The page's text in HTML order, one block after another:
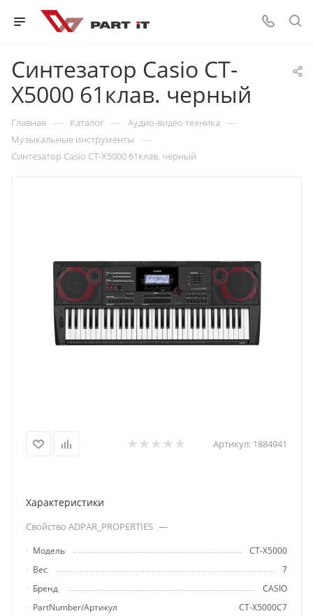
Синтезатор Casio CT-
X5000 61клав. черный
Главная — Каталог — Аудио-видео техника —
Музыкальные инструменты —
Синтезатор Casio CT-X5000 61клав. черный
Артикул: 1884941
Характеристики
Свойство ADPAR_PROPERTIES —
Модель
CT-X5000
Вес
7
Бренд
CASIO
PartNumber/Артикул
CT-X5000C7